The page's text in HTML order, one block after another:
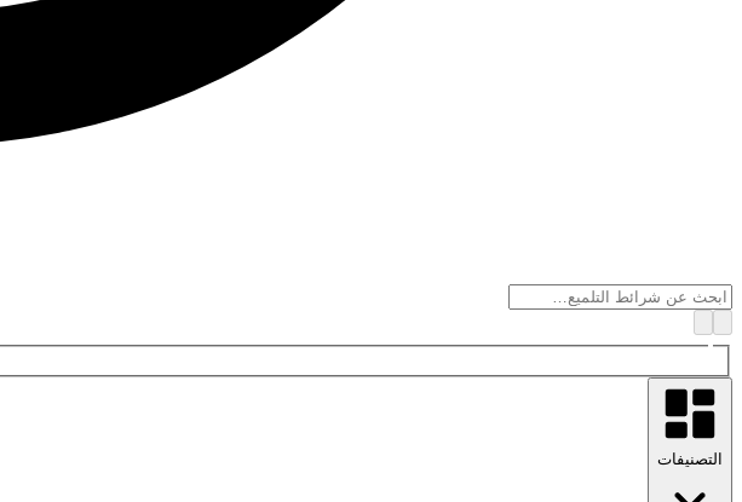
التصنيفات